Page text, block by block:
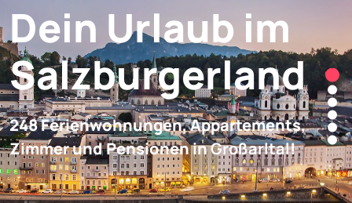
Dein Urlaub im
Salzburgerland
248 Ferienwohnungen, Appartements,
Zimmer und Pensionen inGroßarltal!